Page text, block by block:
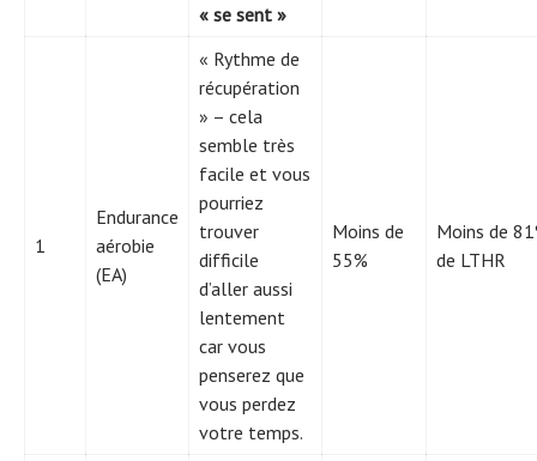
« se sent »
1
Endurance
aérobie
(EA)
« Rythme de
récupération
» – cela
semble très
facile et vous
pourriez
trouver
difficile
d’aller aussi
lentement
car vous
penserez que
vous perdez
votre temps.
Moins de
55%
Moins de
de LTHR